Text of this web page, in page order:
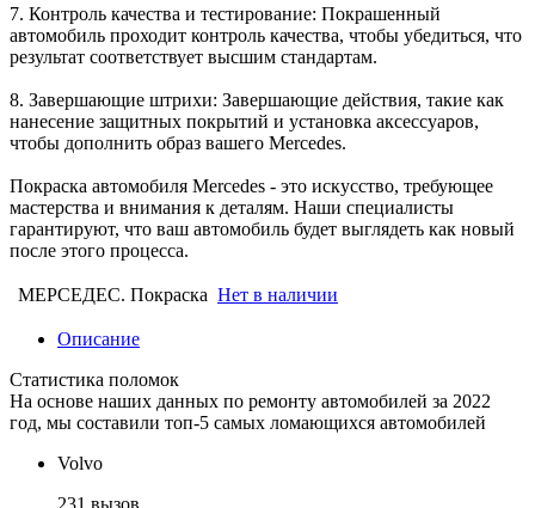
7. Контроль качества и тестирование: Покрашенный
автомобиль проходит контроль качества, чтобы убедиться, что
результат соответствует высшим стандартам.
8. Завершающие штрихи: Завершающие действия, такие как
нанесение защитных покрытий и установка аксессуаров,
чтобы дополнить образ вашего Mercedes.
Покраска автомобиля Mercedes - это искусство, требующее
мастерства и внимания к деталям. Наши специалисты
гарантируют, что ваш автомобиль будет выглядеть как новый
после этого процесса.
МЕРСЕДЕС. Покраска Нет в наличии
Описание
Статистика поломок
На основе наших данных по ремонту автомобилей за 2022
год, мы составили топ-5 самых ломающихся автомобилей
Volvo